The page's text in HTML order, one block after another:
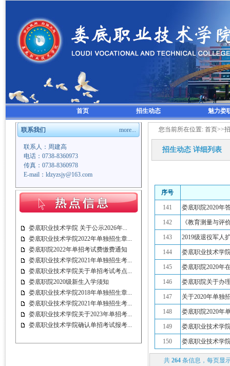
首页 招生动态 魅力娄
联系我们 more...
联系人：周建高
电话：0738-8360973
传真：0738-8360978
E-mail：ldzyzsjy@163.com
娄底职业技术学院 关于公示2026年...
娄底职业技术学院2022年单独招生章...
娄底职院2022年单招考试费缴费通知
娄底职业技术学院2021年单独招生考...
娄底职业技术学院关于单招考试考点...
娄底职院2020级新生入学须知
娄底职业技术学院2018年单独招生章...
娄底职业技术学院2021年单独招生考...
娄底职业技术学院关于2023年单招考...
娄底职业技术学院确认单招考试报考...
您当前所在位置: 首页>>
招生动态详细列表
序号
141 娄底职院2020年
142 《教育测量与评
143 2019级退役军人
144 娄底职业技术学
145 娄底职院2020年
146 娄底职院关于办
147 关于2020年单独
148 娄底职院2020年
149 娄底职业技术学
150 娄底职业技术学
共264 条信息，每页显